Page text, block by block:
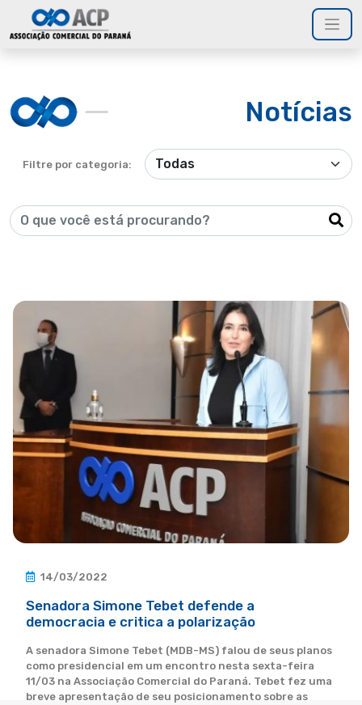
Notícias
Filtre por categoria:
14/03/2022
Senadora Simone Tebet defende a
democracia e critica a polarização
A senadora Simone Tebet (MDB-MS) falou de seus planos
como presidencial em um encontro nesta sexta-feira
11/03 na Associação Comercial do Paraná. Tebet fez uma
breve apresentação de seu posicionamento sobre as